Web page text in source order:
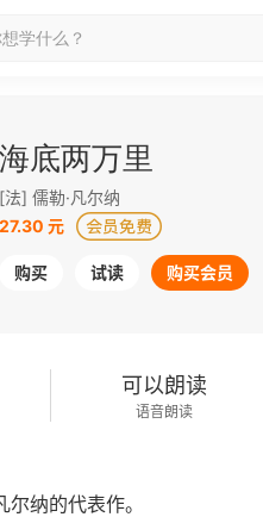
海底两万里
[法] 儒勒·凡尔纳
27.30 元
购买 试读 购买会员
可以朗读
语音朗读
尔纳的代表作。